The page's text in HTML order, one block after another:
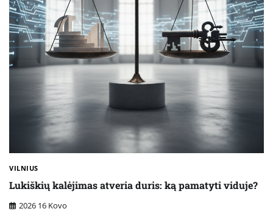
VILNIUS
Lukiškių kalėjimas atveria duris: ką pamatyti viduje?
2026 16 Kovo